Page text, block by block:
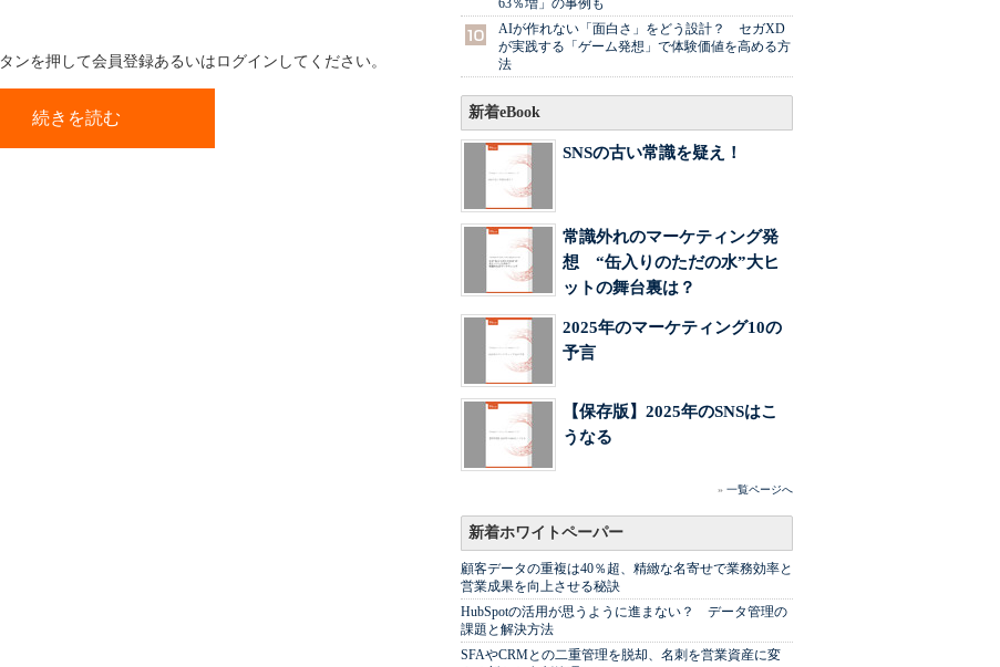
ンを押して会員登録あるいはログインしてください。
続きを読む
63％増」の事例も
AIが作れない「面白さ」をどう設計？ セガXD
が実践する「ゲーム発想」で体験価値を高める方
法
新着eBook
SNSの古い常識を疑え！
常識外れのマーケティング発
想 “缶入りのただの水”大ヒ
ットの舞台裏は？
2025年のマーケティング10の
予言
【保存版】2025年のSNSはこ
うなる
» 一覧ページへ
新着ホワイトペーパー
顧客データの重複は40％超、精緻な名寄せで業務効率と
営業成果を向上させる秘訣
HubSpotの活用が思うように進まない？ データ管理の
課題と解決方法
SFAやCRMとの二重管理を脱却、名刺を営業資産に変